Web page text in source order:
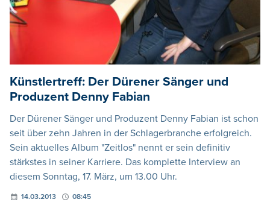
Künstlertreff: Der Dürener Sänger und
Produzent Denny Fabian
Der Dürener Sänger und Produzent Denny Fabian ist schon
seit über zehn Jahren in der Schlagerbranche erfolgreich.
Sein aktuelles Album "Zeitlos" nennt er sein definitiv
stärkstes in seiner Karriere. Das komplette Interview an
diesem Sonntag, 17. März, um 13.00 Uhr.
14.03.2013 08:45